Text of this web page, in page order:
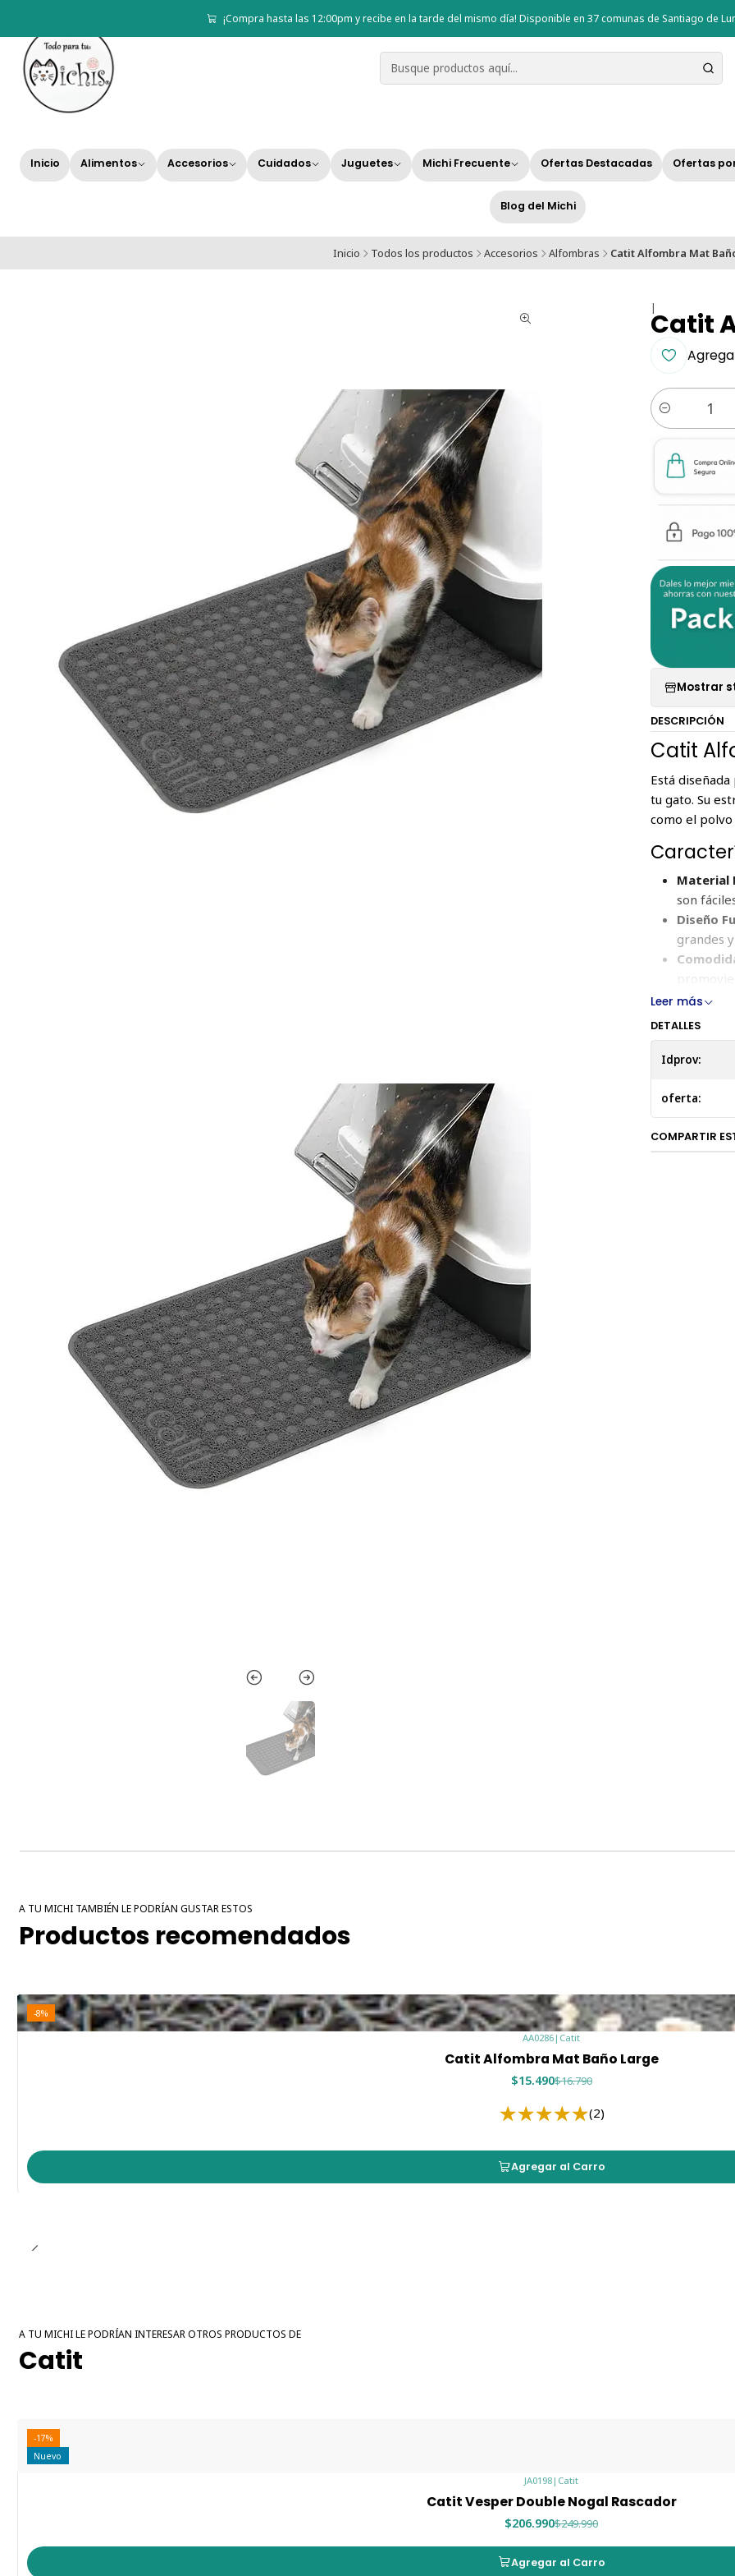
Inicio Alimentos Accesorios Cuidados Juguetes Michi Frecuente Ofertas Destacadas Ofertas
Blog del Michi
¡Compra hasta las 12:00pm y recibe en la tarde del mismo día! Disponible en 37 comunas de Santiago de
Inicio Todos los productos Accesorios Alfombras Catit Alfombra Mat
|Catit
Cantidad
Mostrar
DESCRIPCIÓN
Catit
Está
tu gato. Su
como el
Material
son
Diseño
grandes
Tamaño
Limpieza
secar
Este producto
práctica para
Leer más
DETALLES
Idprov:
oferta:
COMPARTIR
A TU MICHI TAMBIÉN LE PODRÍAN GUSTAR ESTOS
Productos recomendados
-8%
AA0286 | Catit
Catit Alfombra Mat Baño Large
$15.490$16.790
(2)
Agregar al Carro
A TU MICHI LE PODRÍAN INTERESAR OTROS PRODUCTOS DE
Catit
-17%
Nuevo
JA0198 | Catit
Catit Vesper Double Nogal Rascador
$206.990$249.990
Agregar al Carro